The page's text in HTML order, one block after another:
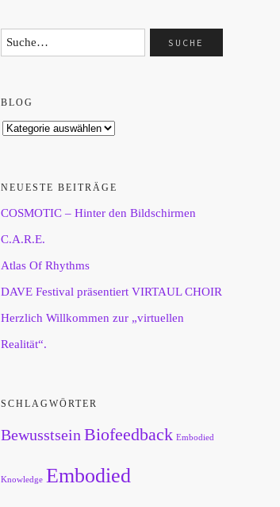
BLOG
NEUESTE BEITRÄGE
COSMOTIC – Hinter den Bildschirmen
C.A.R.E.
Atlas Of Rhythms
DAVE Festival präsentiert VIRTAUL CHOIR
Herzlich Willkommen zur „virtuellen
Realität“.
SCHLAGWÖRTER
Bewusstsein Biofeedback Embodied
Knowledge Embodied